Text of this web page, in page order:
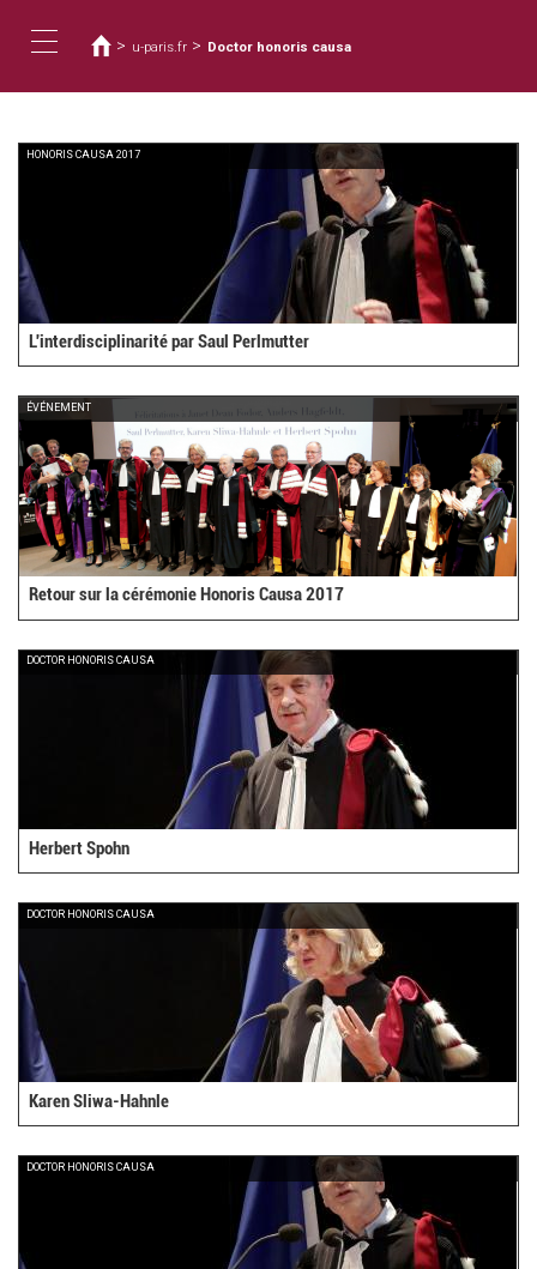
容
navigation
在
這
裡
> u-paris.fr > Doctor honoris causa
HONORIS CAUSA 2017
L'interdisciplinarité par Saul Perlmutter
ÉVÉNEMENT
Retour sur la cérémonie Honoris Causa 2017
DOCTOR HONORIS CAUSA
Herbert Spohn
DOCTOR HONORIS CAUSA
Karen Sliwa-Hahnle
DOCTOR HONORIS CAUSA